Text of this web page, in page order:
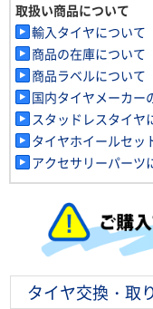
取扱い商品について
輸入タイヤについて
商品の在庫について
商品ラベルについて
国内タイヤメーカー
スタッドレスタイヤ
タイヤホイールセッ
アクセサリーパーツ
タイヤ交換・取